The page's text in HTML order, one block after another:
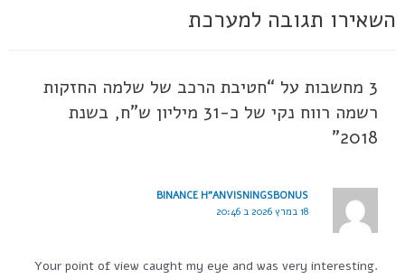
השאירו תגובה למערכת
3 מחשבות על “חטיבת הרכב של שלמה החזקות
רשמה רווח נקי של כ-31 מיליון ש"ח, בשנת
2018”
BINANCE H"ANVISNINGSBONUS
18 במרץ 2026 ב 20:46
Your point of view caught my eye and was very interesting.